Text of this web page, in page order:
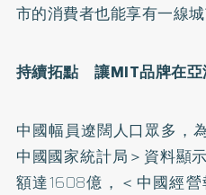
市的消費者也能享有一線
持續拓點 讓MIT品牌在亞
中國幅員遼闊人口眾多，
中國國家統計局＞資料顯
額達1608億，＜中國經